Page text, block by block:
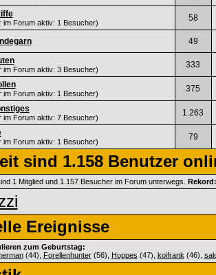
im Forum aktiv: 1 Besucher) 58
49
im Forum aktiv: 3 Besucher) 333
im Forum aktiv: 1 Besucher) 375
im Forum aktiv: 7 Besucher) 1.263
im Forum aktiv: 1 Besucher) 79
sind 1.158 Benutzer
1 Mitglied und 1.157 Besucher im Forum unterwegs. Rekord:
Ereignisse
zum Geburtstag:
(44), Forellenhunter(56), Hoppes (47), koifrank (46),